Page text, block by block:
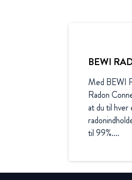
BEWI
Med BEWI
Radon
at du til hver
til 99%....